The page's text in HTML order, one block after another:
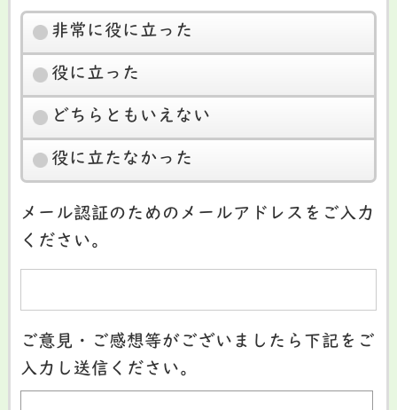
非常に役に立った
役に立った
どちらともいえない
役に立たなかった
メール認証のためのメールアドレスをご入力
ください。
ご意見・ご感想等がございましたら下記をご
入力し送信ください。